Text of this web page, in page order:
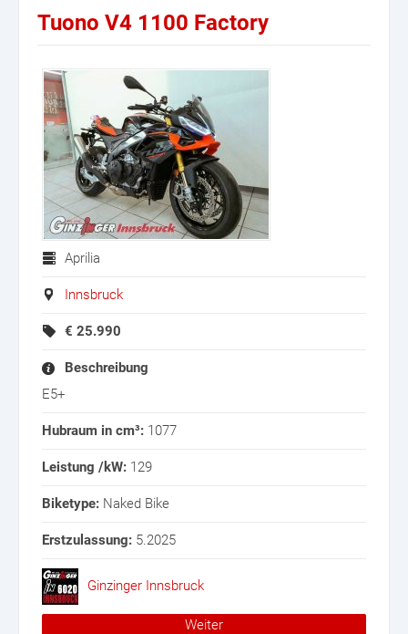
Tuono V4 1100 Factory
Aprilia
Innsbruck
€ 25.990
Beschreibung
E5+
Hubraum in cm³: 1077
Leistung /kW: 129
Biketype: Naked Bike
Erstzulassung: 5.2025
Ginzinger Innsbruck
Weiter